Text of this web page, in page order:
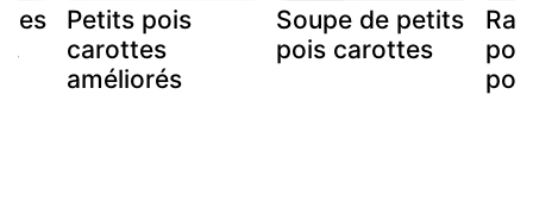
Petits pois
carottes
améliorés
Soupe de petits
pois carottes